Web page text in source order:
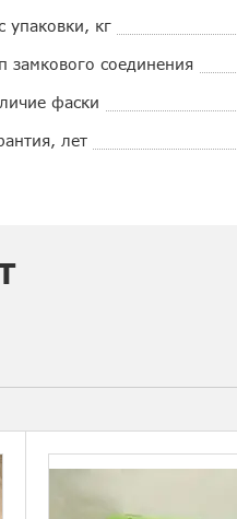
упаковки, кг
замкового соединения
фаски
лет